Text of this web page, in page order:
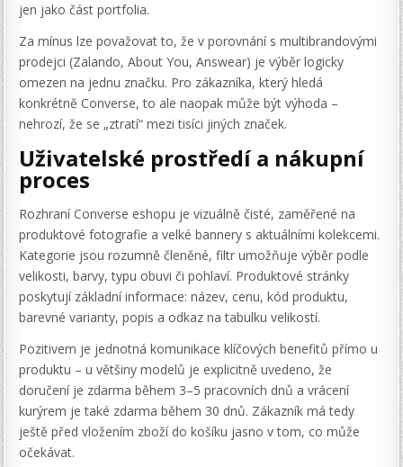
jen jako část portfolia.
Za mínus lze považovat to, že v porovnání s multibrandovými
prodejci (Zalando, About You, Answear) je výběr logicky
omezen na jednu značku. Pro zákazníka, který hledá
konkrétně Converse, to ale naopak může být výhoda –
nehrozí, že se „ztratí“ mezi tisíci jiných značek.
Uživatelské prostředí a nákupní
proces
Rozhraní Converse eshopu je vizuálně čisté, zaměřené na
produktové fotografie a velké bannery s aktuálními kolekcemi.
Kategorie jsou rozumně členěné, filtr umožňuje výběr podle
velikosti, barvy, typu obuvi či pohlaví. Produktové stránky
poskytují základní informace: název, cenu, kód produktu,
barevné varianty, popis a odkaz na tabulku velikostí.
Pozitivem je jednotná komunikace klíčových benefitů přímo u
produktu – u většiny modelů je explicitně uvedeno, že
doručení je zdarma během 3–5 pracovních dnů a vrácení
kurýrem je také zdarma během 30 dnů. Zákazník má tedy
ještě před vložením zboží do košíku jasno v tom, co může
očekávat.